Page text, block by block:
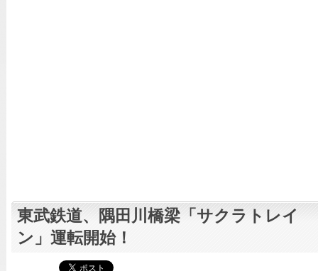
東武鉄道、隅田川橋梁「サクラトレイ
ン」運転開始！